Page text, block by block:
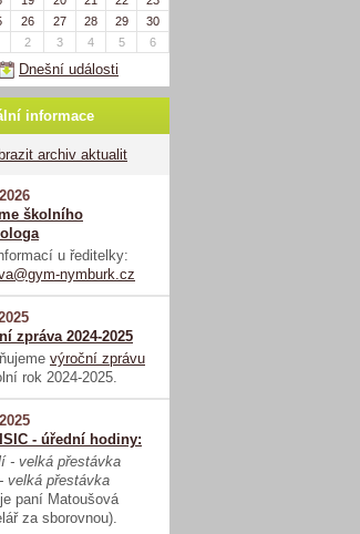
26 27 28 29
30
2 3 4 5 6
Dnešní události
informace
archiv aktualit
školního
u ředitelky:
nymburk.cz
zpráva 2024-2025
výroční zprávu
rok 2024-2025.
- úřední hodiny:
- velká přestávka
velká přestávka
paní Matoušová
za sborovnou).